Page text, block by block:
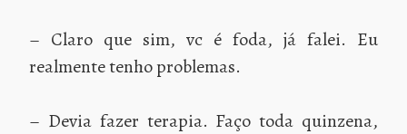
– Claro que sim, vc é foda, já falei. Eu
realmente tenho problemas.
– Devia fazer terapia. Faço toda quinzena,